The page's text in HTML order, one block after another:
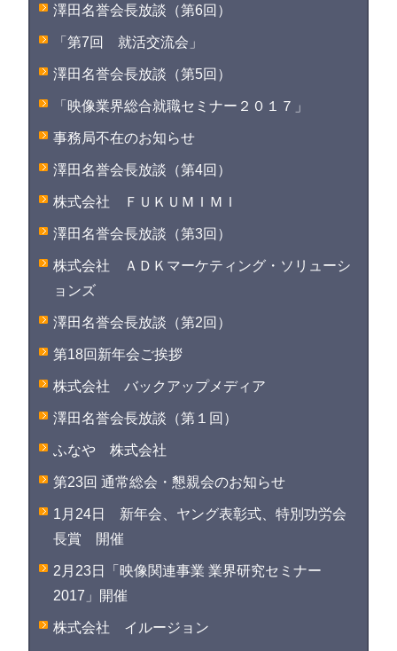
澤田名誉会長放談（第6回）
「第7回 就活交流会」
澤田名誉会長放談（第5回）
「映像業界総合就職セミナー２０１７」
事務局不在のお知らせ
澤田名誉会長放談（第4回）
株式会社 ＦＵＫＵＭＩＭＩ
澤田名誉会長放談（第3回）
株式会社 ＡＤＫマーケティング・ソリューシ
ョンズ
澤田名誉会長放談（第2回）
第18回新年会ご挨拶
株式会社 バックアップメディア
澤田名誉会長放談（第１回）
ふなや 株式会社
第23回 通常総会・懇親会のお知らせ
1月24日 新年会、ヤング表彰式、特別功労会
長賞 開催
2月23日「映像関連事業 業界研究セミナー
2017」開催
株式会社 イルージョン